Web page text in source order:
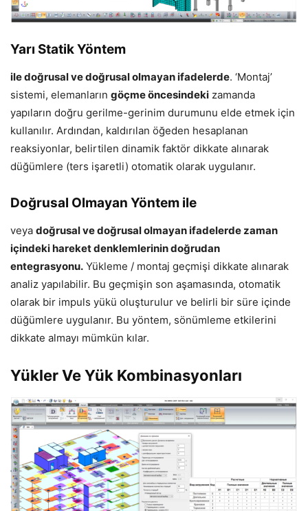
Yarı Statik Yöntem
ile doğrusal ve doğrusal olmayan ifadelerde. ‘Montaj’
sistemi, elemanların göçme öncesindeki zamanda
yapıların doğru gerilme-gerinim durumunu elde etmek için
kullanılır. Ardından, kaldırılan öğeden hesaplanan
reaksiyonlar, belirtilen dinamik faktör dikkate alınarak
düğümlere (ters işaretli) otomatik olarak uygulanır.
Doğrusal Olmayan Yöntem ile
veya doğrusal ve doğrusal olmayan ifadelerde zaman
içindeki hareket denklemlerinin doğrudan
entegrasyonu. Yükleme / montaj geçmişi dikkate alınarak
analiz yapılabilir. Bu geçmişin son aşamasında, otomatik
olarak bir impuls yükü oluşturulur ve belirli bir süre içinde
düğümlere uygulanır. Bu yöntem, sönümleme etkilerini
dikkate almayı mümkün kılar.
Yükler Ve Yük Kombinasyonları